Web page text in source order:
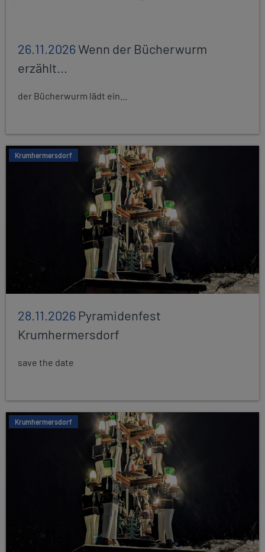
26.11.2026Wenn der Bücherwurm
erzählt...
der Bücherwurm lädt ein...
Krumhermersdorf
28.11.2026 Pyramidenfest
Krumhermersdorf
save the date
Krumhermersdorf